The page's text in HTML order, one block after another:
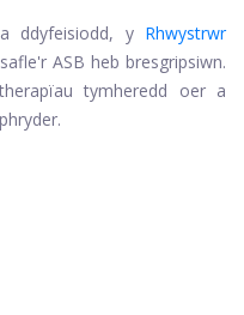
ddyfeisiodd, y Rhwystrwr
ASB heb bresgripsiwn.
tymheredd oer a